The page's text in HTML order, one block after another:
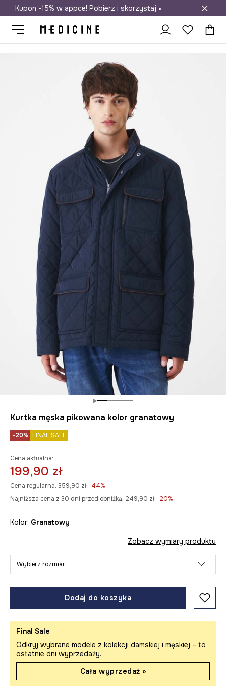
Darmowa dostawa do salonów
Kupon -15% w appce! Pobierz i skorzystaj »
Kurtka męska pikowana kolor granatowy
-20% FINAL SALE
Cena aktualna:
199,90 zł
Cena regularna: 359,90 zł -44%
Najniższa cena z 30 dni przed obniżką: 249,90 zł -20%
Kolor: granatowy
Zobacz wymiary produktu
Wybierz rozmiar
Dodaj do koszyka
Final Sale
Odkryj wybrane modele z kolekcji damskiej i męskiej – to
ostatnie dni wyprzedaży.
Cała wyprzedaż »